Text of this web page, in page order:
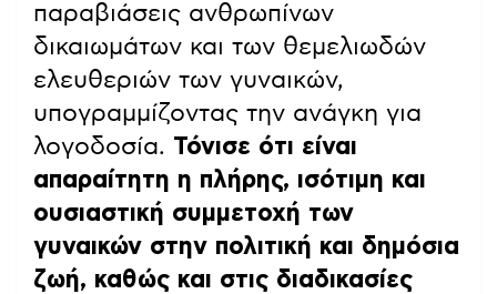
παραβιάσεις ανθρωπίνων
δικαιωμάτων και των θεμελιωδών
ελευθεριών των γυναικών,
υπογραμμίζοντας την ανάγκη για
λογοδοσία. Τόνισε ότι είναι
απαραίτητη η πλήρης, ισότιμη και
ουσιαστική συμμετοχή των
γυναικών στην πολιτική και δημόσια
ζωή, καθώς και στις διαδικασίες